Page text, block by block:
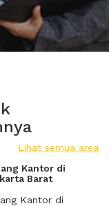
Lihat semua area
Kantor di
Barat
Kantor di